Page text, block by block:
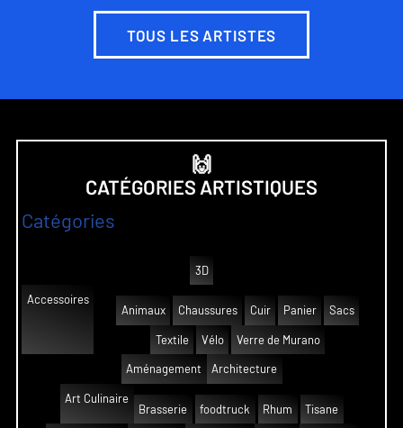
TOUS LES ARTISTES
🙌
CATÉGORIES ARTISTIQUES
Catégories
3D
Accessoires
Animaux
Chaussures Cuir Panier Sacs
Textile Vélo Verre de Murano
Aménagement Architecture
Art Culinaire
Brasserie
foodtruck Rhum Tisane